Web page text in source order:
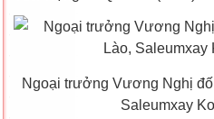
Ngoại trưởng Vương Nghị
Saleumxay